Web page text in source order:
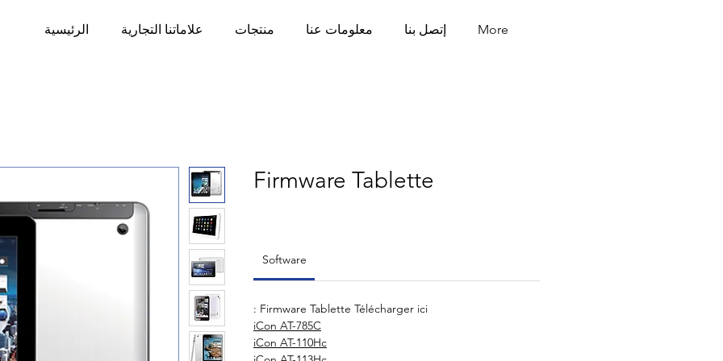
الرئيسية علاماتنا التجارية منتجات معلومات عنا إتصل بنا More
Firmware Tablette
Software
Firmware Tablette Télécharger ici :
iCon AT-785C
iCon AT-110Hc